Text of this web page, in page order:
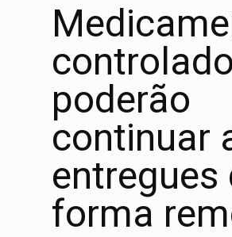
poderão
continuar
entregues
forma